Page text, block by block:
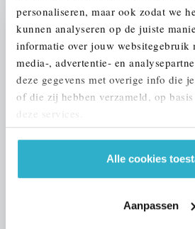
personaliseren, maar ook zodat we
kunnen analyseren op de juiste
informatie over jouw websitegebruik
media-, advertentie- en
deze gegevens met overige info die
of die zij hebben verzameld, op
deze services.
Alle cookies
Aanpassen
UW AUTO INRUILEN?